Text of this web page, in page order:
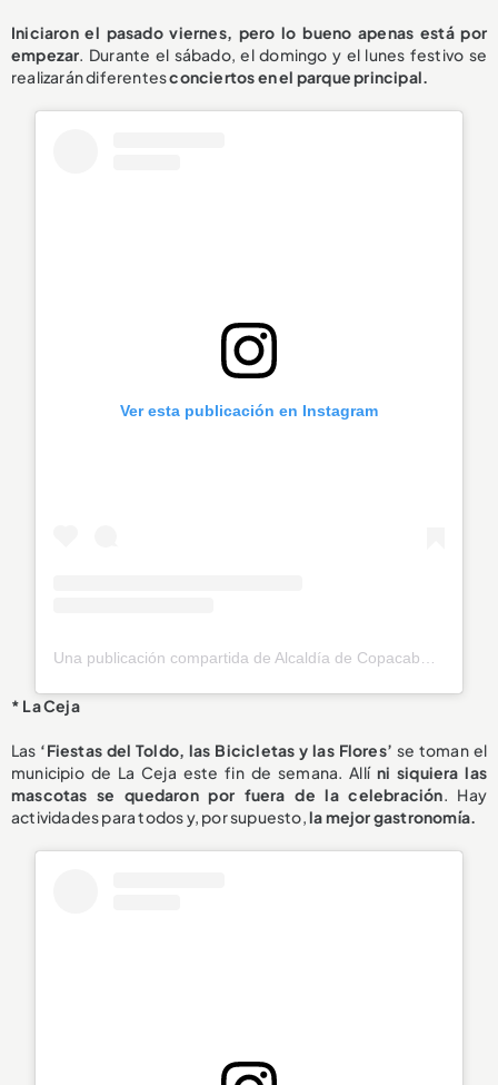
Iniciaron el pasado viernes, pero lo bueno apenas está por
empezar. Durante el sábado, el domingo y el lunes festivo se
realizarán diferentesconciertos en el parque principal.
Ver esta publicación en Instagram
* La Ceja
Las ‘Fiestas del Toldo, las Bicicletas y las Flores’ se toman el
municipio de La Ceja este fin de semana. Allí ni siquiera las
mascotas se quedaron por fuera de la celebración. Hay
actividades para todos y, por supuesto,la mejor gastronomía.